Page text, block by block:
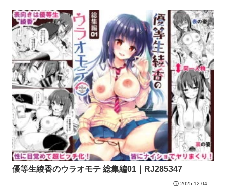
優等生綾香のウラオモテ 総集編01｜RJ285347
2025.12.04